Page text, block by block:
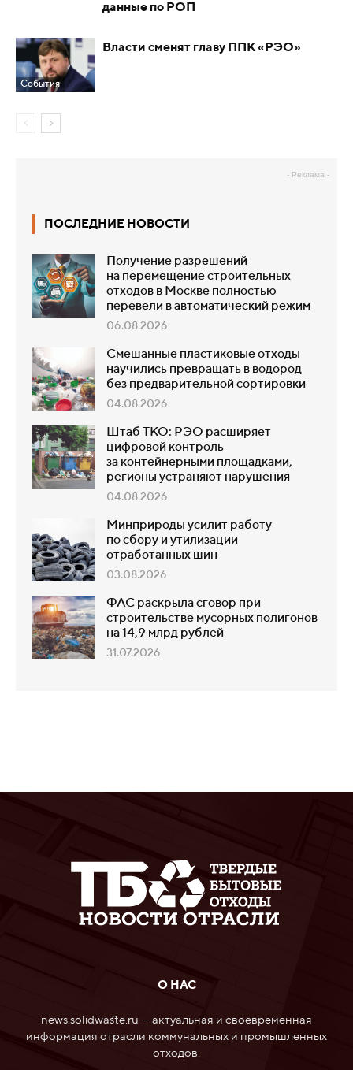
данные по РОП
События
Власти cменят главу ППК «РЭО»
- Реклама -
ПОСЛЕДНИЕ НОВОСТИ
Получение разрешений
на перемещение строительных
отходов в Москве полностью
перевели в автоматический режим
06.08.2026
Смешанные пластиковые отходы
научились превращать в водород
без предварительной сортировки
04.08.2026
Штаб ТКО: РЭО расширяет
цифровой контроль
за контейнерными площадками,
регионы устраняют нарушения
04.08.2026
Минприроды усилит работу
по сбору и утилизации
отработанных шин
03.08.2026
ФАС раскрыла сговор при
строительстве мусорных полигонов
на 14,9 млрд рублей
31.07.2026
О НАС
news.solidwaste.ru — актуальная и своевременная
информация отрасли коммунальных и промышленных
отходов.